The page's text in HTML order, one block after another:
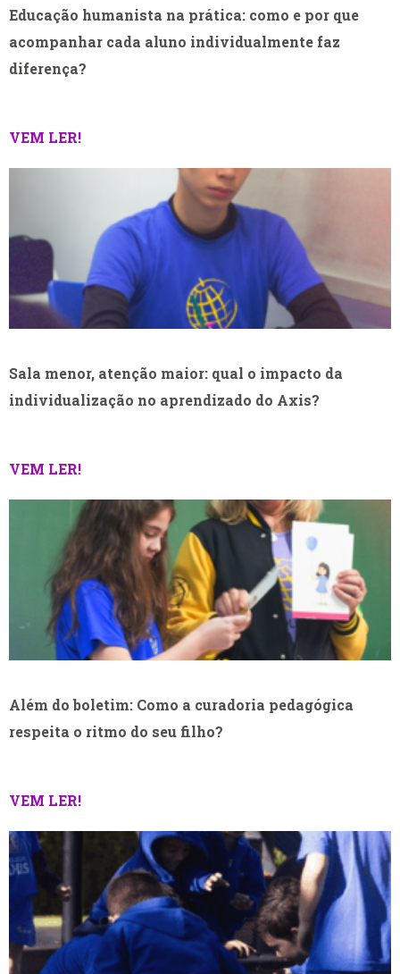
Educação humanista na prática: como e por que
acompanhar cada aluno individualmente faz
diferença?
VEM LER!
Sala menor, atenção maior: qual o impacto da
individualização no aprendizado do Axis?
VEM LER!
Além do boletim: Como a curadoria pedagógica
respeita o ritmo do seu filho?
VEM LER!